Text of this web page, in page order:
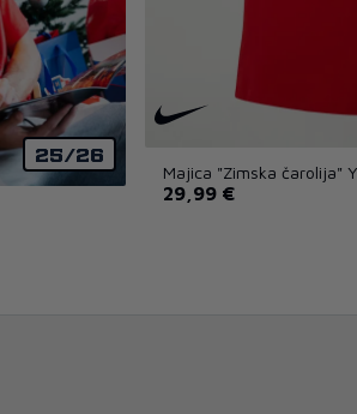
25/26
Majica "Zimska čarolija" Y
29,99 €